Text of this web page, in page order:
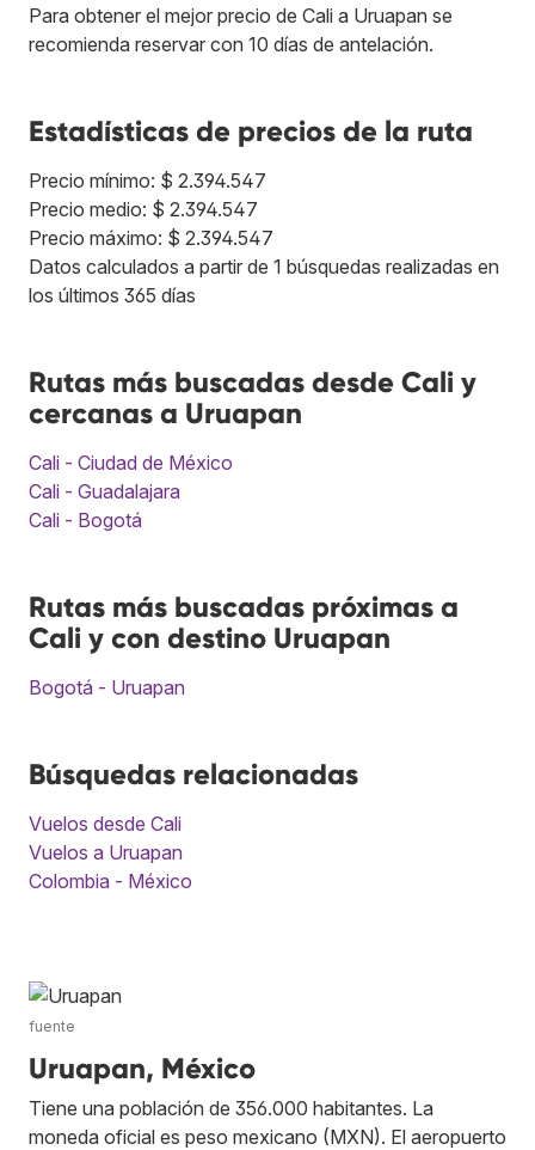
Para obtener el mejor precio de Cali a Uruapan se
recomienda reservar con 10 días de antelación.
Estadísticas de precios de la ruta
Precio mínimo: $ 2.394.547
Precio medio: $ 2.394.547
Precio máximo: $ 2.394.547
Datos calculados a partir de 1 búsquedas realizadas en
los últimos 365 días
Rutas más buscadas desde Cali y
cercanas a Uruapan
Cali - Ciudad de México
Cali - Guadalajara
Cali - Bogotá
Rutas más buscadas próximas a
Cali y con destino Uruapan
Bogotá - Uruapan
Búsquedas relacionadas
Vuelos desde Cali
Vuelos a Uruapan
Colombia - México
fuente
Uruapan, México
Tiene una población de 356.000 habitantes. La
moneda oficial es peso mexicano (MXN). El aeropuerto